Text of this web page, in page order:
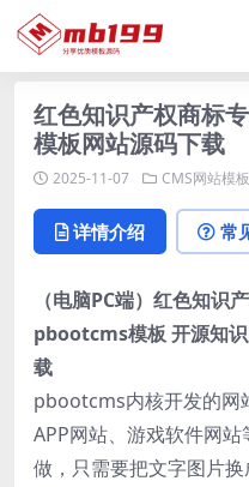
红色知识产权商标
模板网站源码下载
2025-11-07 CMS网站模板
详情介绍 常
（电脑PC端）红色知识
pbootcms模板 开源知
载
pbootcms内核开发的网
APP网站、游戏软件网
做，只需要把文字图片换